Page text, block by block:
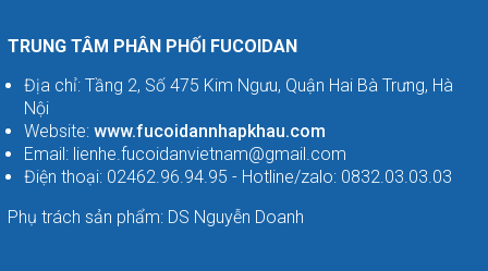
TRUNG TÂM PHÂN PHỐI FUCOIDAN
Địa chỉ: Tầng 2, Số 475 Kim Ngưu, Quận Hai Bà Trưng, Hà
Nội
Website: www.fucoidannhapkhau.com
Email: lienhe.fucoidanvietnam@gmail.com
Điện thoại: 02462.96.94.95 - Hotline/zalo: 0832.03.03.03
Phụ trách sản phẩm: DS Nguyễn Doanh